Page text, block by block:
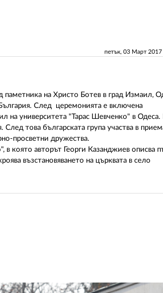
петък, 03 Март 2017
на Христо Ботев в град Измаил,
След церемонията е включена
на университета "Тарас Шевченко" в Одеса.
това българската група участва в
просветни дружества.
която авторът Георги Казанджиев описва
възстановяването на църквата в село